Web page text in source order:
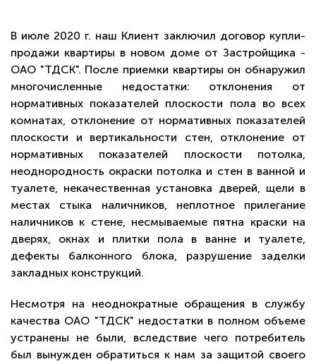
В июле 2020 г. наш Клиент заключил договор купли-
продажи квартиры в новом доме от Застройщика -
ОАО "ТДСК". После приемки квартиры он обнаружил
многочисленные недостатки: отклонения от
нормативных показателей плоскости пола во всех
комнатах, отклонение от нормативных показателей
плоскости и вертикальности стен, отклонение от
нормативных показателей плоскости потолка,
неоднородность окраски потолка и стен в ванной и
туалете, некачественная установка дверей, щели в
местах стыка наличников, неплотное прилегание
наличников к стене, несмываемые пятна краски на
дверях, окнах и плитки пола в ванне и туалете,
дефекты балконного блока, разрушение заделки
закладных конструкций.
Несмотря на неоднократные обращения в службу
качества ОАО "ТДСК" недостатки в полном объеме
устранены не были, вследствие чего потребитель
был вынужден обратиться к нам за защитой своего